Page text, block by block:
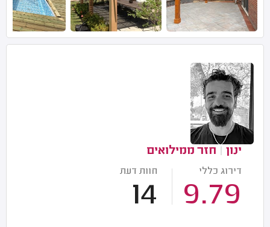
ינון חזר ממילואים
דירוג כללי
9.79
חוות דעת
14